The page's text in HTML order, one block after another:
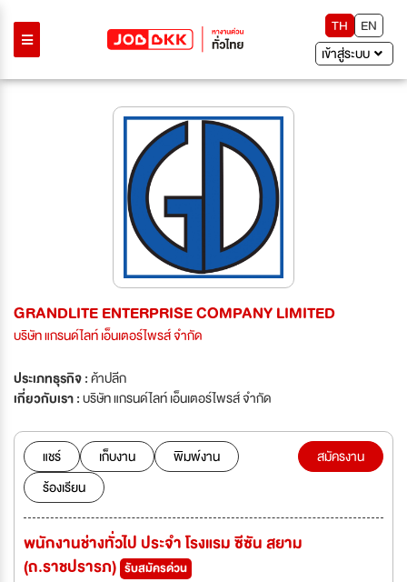
TH
EN
เข้าสู่ระบบ
GRANDLITE ENTERPRISE COMPANY LIMITED
บริษัท แกรนด์ไลท์ เอ็นเตอร์ไพรส์ จำกัด
ประเภทธุรกิจ :ค้าปลีก
เกี่ยวกับเรา :บริษัท แกรนด์ไลท์ เอ็นเตอร์ไพรส์ จำกัด
แชร์ เก็บงาน
พิมพ์งาน
ร้องเรียน
สมัครงาน
พนักงานช่างทั่วไป ประจำ โรงแรม ซีซัน สยาม
(ถ.ราชปรารภ) รับสมัครด่วน